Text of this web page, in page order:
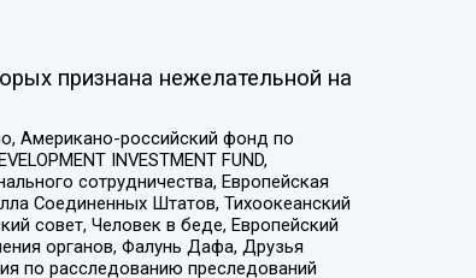
признана нежелательной на
Американо-российский фонд по
INVESTMENT FUND,
сотрудничества, Европейская
Соединенных Штатов, Тихоокеанский
совет, Человек в беде, Европейский
органов, Фалунь Дафа, Друзья
по расследованию преследований